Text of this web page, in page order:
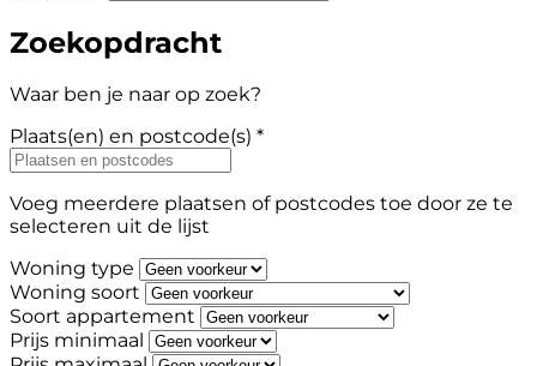
Zoekopdracht
Waar ben je naar op zoek?
Plaats(en) en postcode(s) *
Voeg meerdere plaatsen of postcodes toe door ze te
selecteren uit de lijst
Woning type
Woning soort
Soort appartement
Prijs minimaal